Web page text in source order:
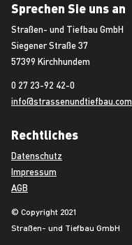
Sprechen Sie uns an
Straßen- und Tiefbau GmbH
Siegener Straße 37
57399 Kirchhundem
0 27 23-92 42-0
info@strassenundtiefbau.com
Rechtliches
Datenschutz
Impressum
AGB
© Copyright 2021
Straßen- und Tiefbau GmbH